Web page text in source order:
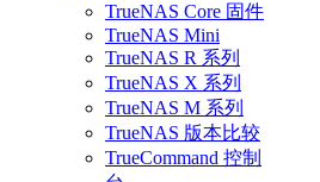
TrueNAS Core 固件
TrueNAS Mini
TrueNAS R 系列
TrueNAS X 系列
TrueNAS M 系列
TrueNAS 版本比较
TrueCommand 控制